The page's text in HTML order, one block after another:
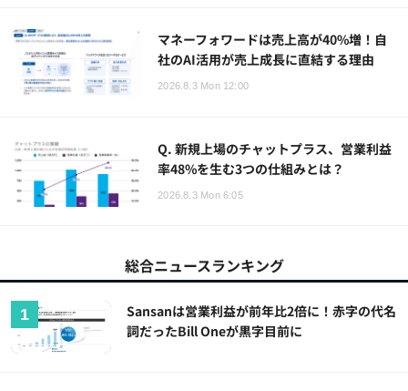
マネーフォワードは売上高が40%増！自
社のAI活用が売上成長に直結する理由
2026.8.3 Mon 12:00
Q. 新規上場のチャットプラス、営業利益
率48%を生む3つの仕組みとは？
2026.8.3 Mon 6:05
総合ニュースランキング
Sansanは営業利益が前年比2倍に！赤字の代名
詞だったBill Oneが黒字目前に